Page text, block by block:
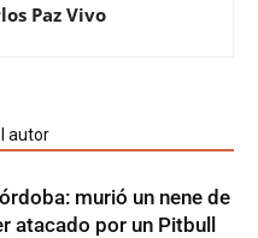
Paz Vivo
autor
murió un nene de
atacado por un Pitbull